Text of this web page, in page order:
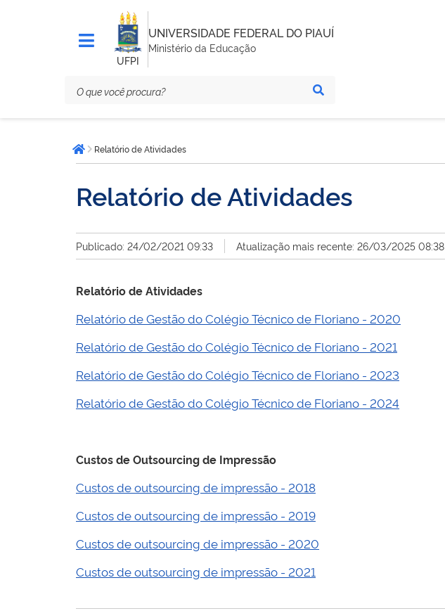
UFPI
UNIVERSIDADE FEDERAL DO PIAUÍ
Ministério da Educação
está
aqui:Página inicial
Relatório de Atividades
Relatório de Atividades
Publicado: 24/02/2021 09:33 Atualização mais recente: 26/03/2025 08:38
Relatório de Atividades
Relatório de Gestão do Colégio Técnico de Floriano - 2020
Relatório de Gestão do Colégio Técnico de Floriano - 2021
Relatório de Gestão do Colégio Técnico de Floriano - 2023
Relatório de Gestão do Colégio Técnico de Floriano - 2024
Custos de Outsourcing de Impressão
Custos de outsourcing de impressão - 2018
Custos de outsourcing de impressão - 2019
Custos de outsourcing de impressão - 2020
Custos de outsourcing de impressão - 2021